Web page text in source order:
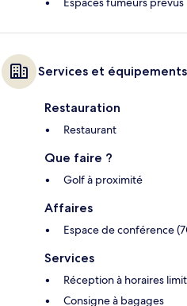
Services et équipements
Restauration
Restaurant
Que faire ?
Golf à proximité
Affaires
Espace de conférence
Services
Réception à horaires
Consigne à bagages